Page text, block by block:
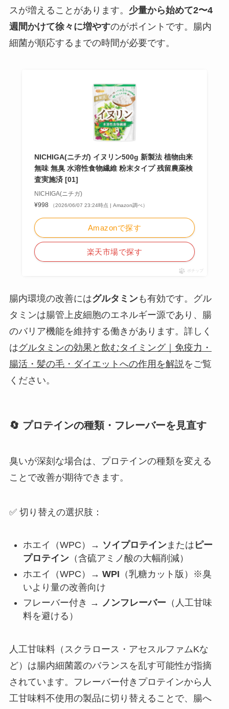
スが増えることがあります。 少量から始めて2〜4
週間かけて徐々に増やすのがポイントです。腸内
細菌が順応するまでの時間が必要です。
NICHIGA(ニチガ) イヌリン500g 新製法 植物由来
無味 無臭 水溶性食物繊維 粉末タイプ 残留農薬検
査実施済 [01]
NICHIGA(ニチガ)
¥998
（2026/06/07 23:24時点 | Amazon調べ）
Amazonで探す
楽天市場で探す
ポチップ
腸内環境の改善にはグルタミンも有効です。グル
タミンは腸管上皮細胞のエネルギー源であり、腸
のバリア機能を維持する働きがあります。詳しく
はグルタミンの効果と飲むタイミング｜免疫力・
腸活・髪の毛・ダイエットへの作用を解説をご覧
ください。
🔄 プロテインの種類・フレーバーを見直す
臭いが深刻な場合は、プロテインの種類を変える
ことで改善が期待できます。
✅ 切り替えの選択肢：
ホエイ（WPC）→ ソイプロテインまたは ピー
プロテイン（含硫アミノ酸の大幅削減）
ホエイ（WPC）→ WPI （乳糖カット版）※臭
いより量の改善向け
フレーバー付き → ノンフレーバー （人工甘味
料を避ける）
人工甘味料（スクラロース・アセスルファムKな
ど）は腸内細菌叢のバランスを乱す可能性が指摘
されています。フレーバー付きプロテインから人
工甘味料不使用の製品に切り替えることで、腸へ